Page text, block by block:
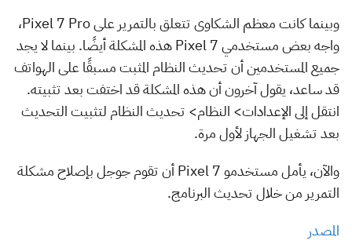
وبينما كانت معظم الشكاوى تتعلق بالتمرير على Pixel 7 Pro،
واجه بعض مستخدمي Pixel 7 هذه المشكلة أيضًا. بينما لا يجد
جميع المستخدمين أن تحديث النظام المثبت مسبقًا على الهواتف
قد ساعد، يقول آخرون أن هذه المشكلة قد اختفت بعد تثبيته.
انتقل إلى الإعدادات> النظام> تحديث النظام لتثبيت التحديث
بعد تشغيل الجهاز لأول مرة.
والآن، يأمل مستخدمو Pixel 7 أن تقوم جوجل بإصلاح مشكلة
التمرير من خلال تحديث البرنامج.
المصدر